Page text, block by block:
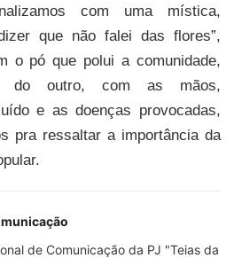
com uma mística,
que não falei das flores”,
o pó que polui a comunidade,
do outro, com as mãos,
e as doenças provocadas,
pra ressaltar a importância da
de Comunicação da PJ "Teias da